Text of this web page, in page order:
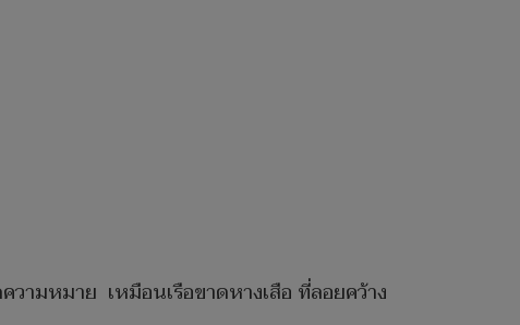
ามหมาย เหมือนเรือขาดหางเสือ ที่ลอยคว้าง